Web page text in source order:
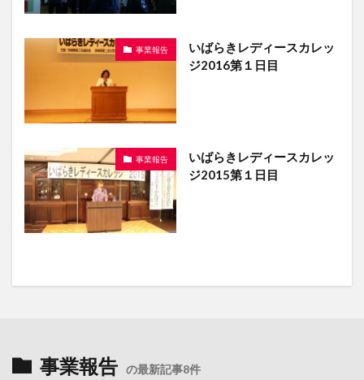
事業報告
いばらきレディースカレッ
ジ2016第１日目
事業報告
いばらきレディースカレッ
ジ2015第１日目
事業報告 の最新記事8件